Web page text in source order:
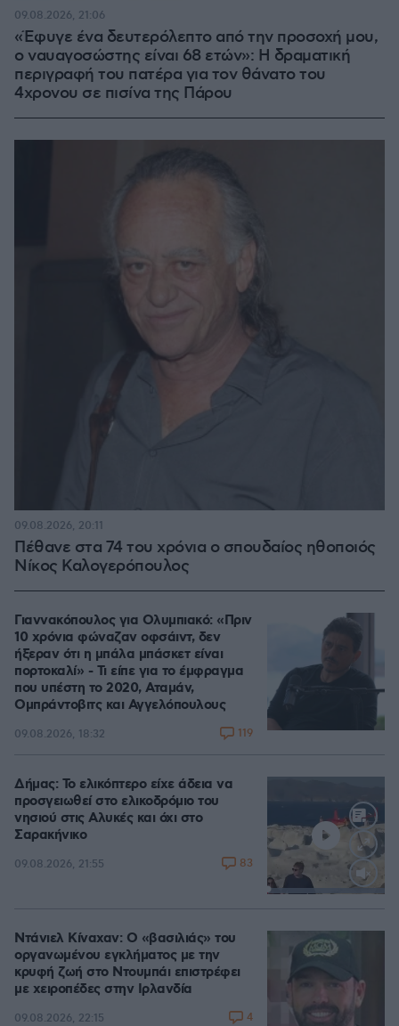
«Έφυγε ένα δευτερόλεπτο από την προσοχή μου,
ο ναυαγοσώστης είναι 68 ετών»: Η δραματική
περιγραφή του πατέρα για τον θάνατο του
4χρονου σε πισίνα της Πάρου
09.08.2026, 21:06
Πέθανε στα 74 του χρόνια ο σπουδαίος ηθοποιός
Νίκος Καλογερόπουλος
09.08.2026, 20:11
Γιαννακόπουλος για Ολυμπιακό: «Πριν
10 χρόνια φώναζαν οφσάιντ, δεν
ήξεραν ότι η μπάλα μπάσκετ είναι
πορτοκαλί» - Τι είπε για το έμφραγμα
που υπέστη το 2020, Αταμάν,
Ομπράντοβιτς και Αγγελόπουλους
09.08.2026, 18:32 119
Loaded
Δήμας: Το ελικόπτερο είχε άδεια να
προσγειωθεί στο ελικοδρόμιο του
νησιού στις Αλυκές και όχι στο
Σαρακήνικο
09.08.2026, 21:55 83
Ντάνιελ Κίναχαν: Ο «βασιλιάς» του
οργανωμένου εγκλήματος με την
κρυφή ζωή στο Ντουμπάι επιστρέφει
με χειροπέδες στην Ιρλανδία
09.08.2026, 22:15 4